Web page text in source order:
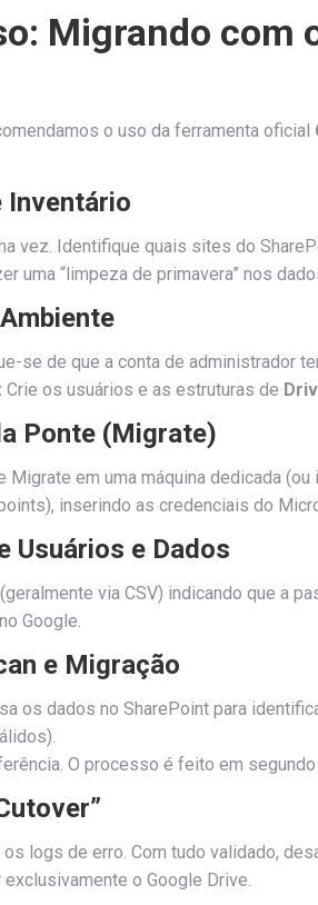
Migrando com
o uso da ferramenta oficial
Inventário
vez. Identifique quais sites do
uma “limpeza de primavera” nos
se de que a conta de administrador
Crie os usuários e as estruturas de
Ponte (Migrate)
em uma máquina dedicada
inserindo as credenciais do
Usuários e Dados
via CSV) indicando que a
Google.
e Migração
os dados no SharePoint para
O processo é feito em
logs de erro. Com tudo validado,
o Google Drive.